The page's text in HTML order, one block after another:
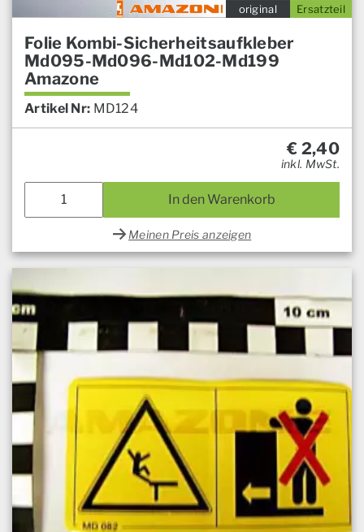
Ersatzteil
original
Folie Kombi-Sicherheitsaufkleber
Md095-Md096-Md102-Md199
Amazone
Artikel Nr: MD124
€ 2,40
inkl. MwSt.
In den Warenkorb
Meinen Preis anzeigen